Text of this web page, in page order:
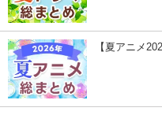
【夏アニメ